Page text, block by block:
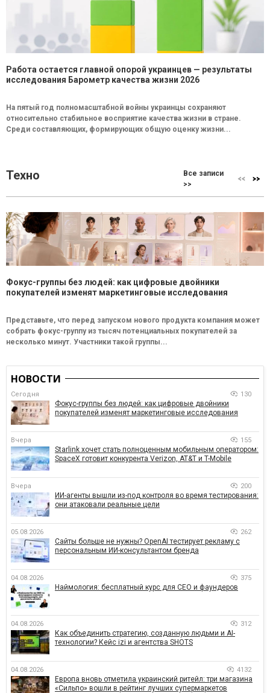
Работа остается главной опорой украинцев — результаты
исследования Барометр качества жизни 2026
На пятый год полномасштабной войны украинцы сохраняют
относительно стабильное восприятие качества жизни в стране.
Среди составляющих, формирующих общую оценку жизни...
Техно
Все записи
>>
Фокус-группы без людей: как цифровые двойники
покупателей изменят маркетинговые исследования
Представьте, что перед запуском нового продукта компания может
собрать фокус-группу из тысяч потенциальных покупателей за
несколько минут. Участники такой группы...
НОВОСТИ
Сегодня 130
Фокус-группы без людей: как цифровые двойники
покупателей изменят маркетинговые исследования
Вчера 155
Starlink хочет стать полноценным мобильным оператором:
SpaceX готовит конкурента Verizon, AT&T и T-Mobile
Вчера 200
ИИ-агенты вышли из-под контроля во время тестирования:
они атаковали реальные цели
05.08.2026 262
Сайты больше не нужны? OpenAI тестирует рекламу с
персональным ИИ-консультантом бренда
04.08.2026 375
Наймология: бесплатный курс для CEO и фаундеров
04.08.2026 312
Как объединить стратегию, созданную людьми и AI-
технологии? Кейс izi и агентства SHOTS
04.08.2026 4132
Европа вновь отметила украинский ритейл: три магазина
«Сильпо» вошли в рейтинг лучших супермаркетов